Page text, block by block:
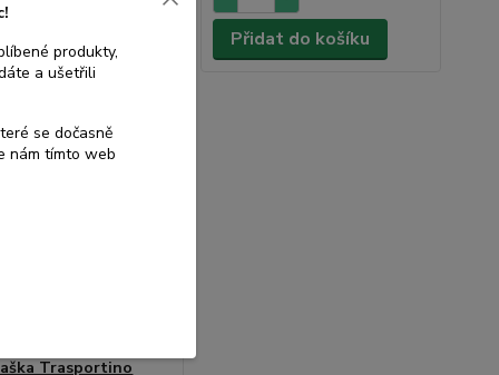
do košíku Přidat do košíku
Trasportino
produkty,
a ušetřili
se dočasně
nám tímto web